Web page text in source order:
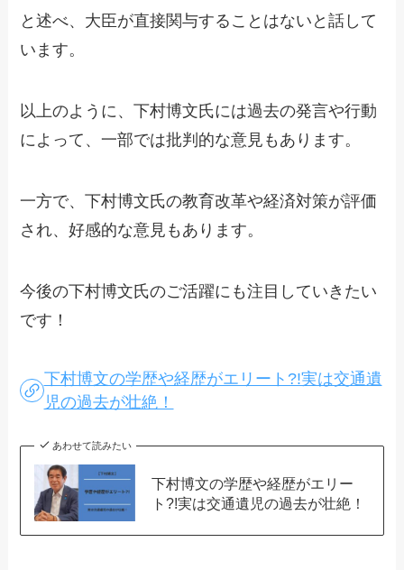
と述べ、大臣が直接関与することはないと話して
います。
以上のように、下村博文氏には過去の発言や行動
によって、一部では批判的な意見もあります。
一方で、下村博文氏の教育改革や経済対策が評価
され、好感的な意見もあります。
今後の下村博文氏のご活躍にも注目していきたい
です！
下村博文の学歴や経歴がエリート?!実は交通遺
児の過去が壮絶！
あわせて読みたい
下村博文の学歴や経歴がエリー
ト?!実は交通遺児の過去が壮絶！